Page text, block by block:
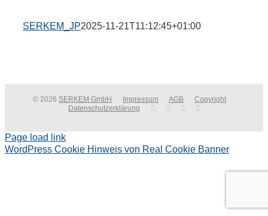
SERKEM_JP2025-11-21T11:12:45+01:00
© 2026 SERKEM GmbH Impressum AGB
Copyright
Datenschutzerklärung
Page load link
WordPress Cookie Hinweis von Real Cookie Banner